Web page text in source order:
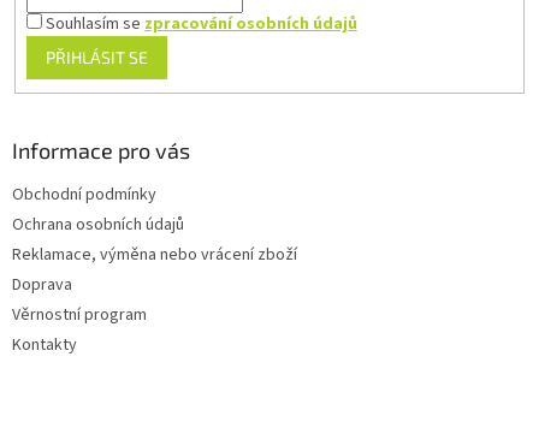
Souhlasím sezpracování osobních údajů
PŘIHLÁSIT SE
Informace pro vás
Obchodní podmínky
Ochrana osobních údajů
Reklamace, výměna nebo vrácení zboží
Doprava
Věrnostní program
Kontakty